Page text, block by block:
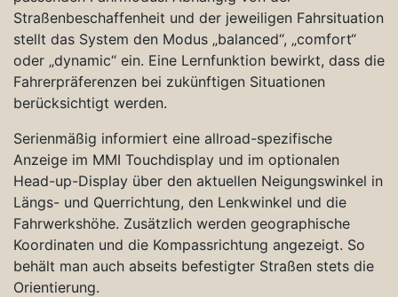
Straßenbeschaffenheit und der jeweiligen Fahrsituation
stellt das System den Modus „balanced“, „comfort“
oder „dynamic“ ein. Eine Lernfunktion bewirkt, dass die
Fahrerpräferenzen bei zukünftigen Situationen
berücksichtigt werden.
Serienmäßig informiert eine allroad-spezifische
Anzeige im MMI Touchdisplay und im optionalen
Head-up-Display über den aktuellen Neigungswinkel in
Längs- und Querrichtung, den Lenkwinkel und die
Fahrwerkshöhe. Zusätzlich werden geographische
Koordinaten und die Kompassrichtung angezeigt. So
behält man auch abseits befestigter Straßen stets die
Orientierung.